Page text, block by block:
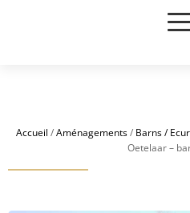
Accueil /Aménagements/ Barns /
Oetelaar –